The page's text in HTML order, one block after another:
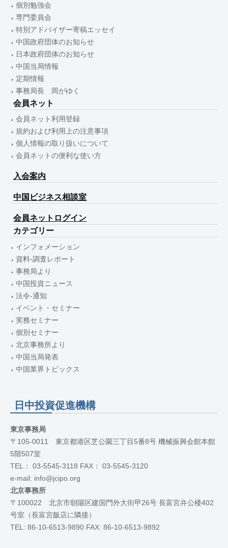
個別勉強会
専門委員会
特別アドバイザー寄稿エッセイ
中国政府団体のお知らせ
日本政府団体のお知らせ
中国当局情報
定期情報
事務局長 岡がゆく
会員ネット
会員ネット利用登録
規約および利用上の注意事項
個人情報の取り扱いについて
会員ネットの便利な使い方
入会案内
中国ビジネス相談室
会員ネットログイン
カテゴリー
インフォメーション
資料-調査レポート
事務局より
中国投資ニュース
法令-通知
イベント・セミナー
実務セミナー
個別セミナー
北京事務所より
中国当局発表
中国業界トピックス
日中投資促進機構
東京事務局
〒105-0011 東京都港区芝公園三丁目5番8号 機械振興会館本館
5階507室
TEL： 03-5545-3118 FAX： 03-5545-3120
e-mail: info@jcipo.org
北京事務所
〒100022 北京市朝陽区建国門外大街甲26号 長富宮弁公楼402
号室（長富宮飯店に隣接）
TEL: 86-10-6513-9890 FAX: 86-10-6513-9892